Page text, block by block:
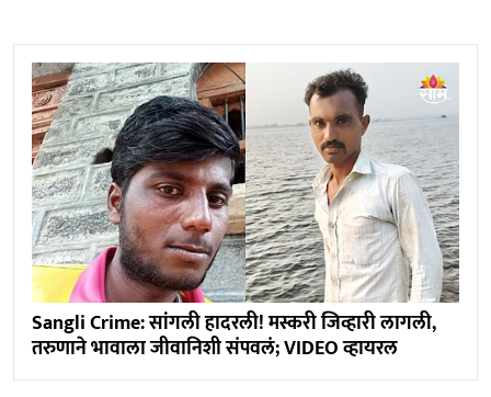
Sangli Crime: सांगली हादरली! मस्करी जिव्हारी लागली,
तरुणाने भावाला जीवानिशी संपवलं; VIDEO व्हायरल